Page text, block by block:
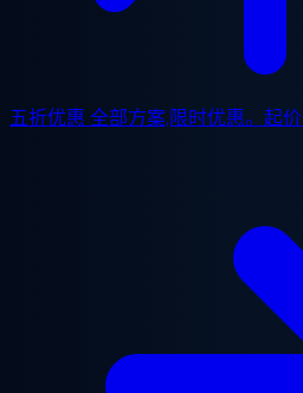
五折优惠 全部方案,限时优惠。起价